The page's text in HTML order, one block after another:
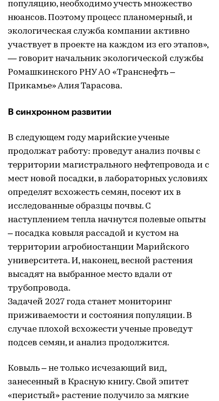
популяцию, необходимо учесть множество
нюансов. Поэтому процесс планомерный, и
экологическая служба компании активно
участвует в проекте на каждом из его этапов»,
— говорит начальник экологической службы
Ромашкинского РНУ АО «Транснефть –
Прикамье» Алия Тарасова.
В синхронном развитии
В следующем году марийские ученые
продолжат работу: проведут анализ почвы с
территории магистрального нефтепровода и с
мест новой посадки, в лабораторных условиях
определят всхожесть семян, посеют их в
исследованные образцы почвы. С
наступлением тепла начнутся полевые опыты
– посадка ковыля рассадой и кустом на
территории агробиостанции Марийского
университета. И, наконец, весной растения
высадят на выбранное место вдали от
трубопровода.
Задачей 2027 года станет мониторинг
приживаемости и состояния популяции. В
случае плохой всхожести ученые проведут
подсев семян, и анализ продолжится.
Ковыль – не только исчезающий вид,
занесенный в Красную книгу. Свой эпитет
«перистый» растение получило за мягкие